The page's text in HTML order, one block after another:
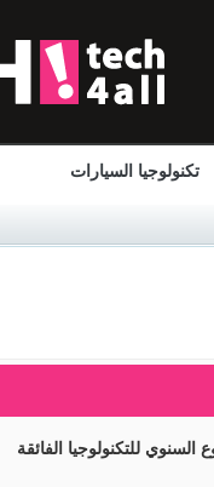
تكنولوجيا السيارات
السنوي للتكنولوجيا الفائقة